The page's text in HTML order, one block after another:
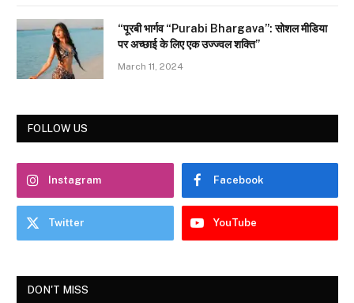
“पूरबी भार्गव “Purabi Bhargava”: सोशल मीडिया
पर अच्छाई के लिए एक उज्ज्वल शक्ति”
March 11, 2024
FOLLOW US
Instagram Facebook
Twitter YouTube
DON'T MISS